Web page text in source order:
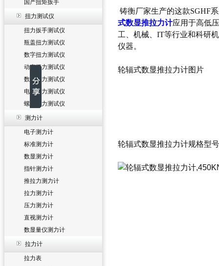
国产扭矩扳手
扭力测试仪
扭力扳手测试仪
瓶盖扭力测试仪
数字扭力测试仪
动态扭力测试仪
数显扭力测试仪
电批扭力测试仪
螺丝扭力测试仪
测力计
电子测力计
标准测力计
数显测力计
指针测力计
推拉力测力计
拉力测力计
压力测力计
直视测力计
数显量仪测力计
拉力计
拉力表
铸衡厂家生产的这款SGHF
式数显推拉力计应用于高低
工、机械、IT等行业和科研
仪器。
轮辐式数显推拉力计图片
轮辐式数显推拉力计规格型号